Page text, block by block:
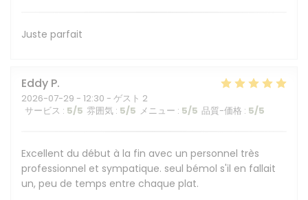
Juste parfait
Eddy P
2026-07-29 - 12:30 - ゲスト 2
サービス : 5/5 雰囲気 : 5/5 メニュー : 5/5 品質-価格 : 5/5
Excellent du début à la fin avec un personnel très
professionnel et sympatique. seul bémol s'il en fallait
un, peu de temps entre chaque plat.